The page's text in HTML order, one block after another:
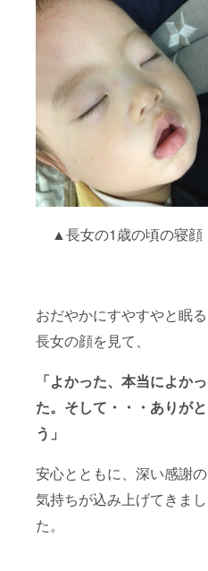
▲長女の1歳の頃の寝顔
おだやかにすやすやと眠る
長女の顔を見て、
「よかった、本当によかっ
た。そして・・・ありがと
う」
安心とともに、深い感謝の
気持ちが込み上げてきまし
た。